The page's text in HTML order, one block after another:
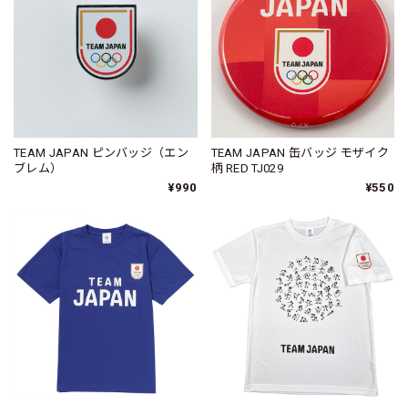
TEAM JAPAN ピンバッジ（エン
ブレム）
¥990
TEAM JAPAN 缶バッジ モザイク
柄 RED TJ029
¥550